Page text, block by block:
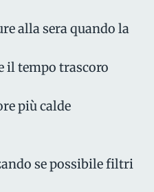
alla sera quando la
il tempo trascoro
più calde
se possibile filtri